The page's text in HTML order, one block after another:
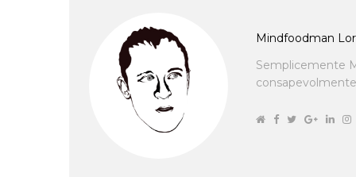
Mindfoodman
Semplicemente